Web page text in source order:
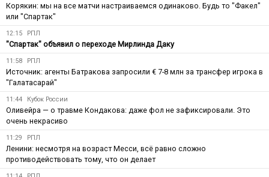
Корякин: мы на все матчи настраиваемся одинаково. Будь то "Факел"
или "Спартак"
12:15 РПЛ
"Спартак" объявил о переходе Мирлинда Даку
11:58 РПЛ
Источник: агенты Батракова запросили € 7-8 млн за трансфер игрока в
"Галатасарай"
11:44 Кубок России
Оливейра — о травме Кондакова: даже фол не зафиксировали. Это
очень некрасиво
11:29 РПЛ
Ленини: несмотря на возраст Месси, всё равно сложно
противодействовать тому, что он делает